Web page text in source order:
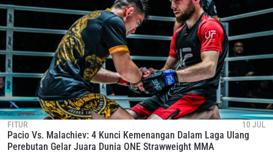
FITUR 10 JUL
Pacio Vs. Malachiev: 4 Kunci Kemenangan Dalam Laga Ulang
Perebutan Gelar Juara Dunia ONE Strawweight MMA